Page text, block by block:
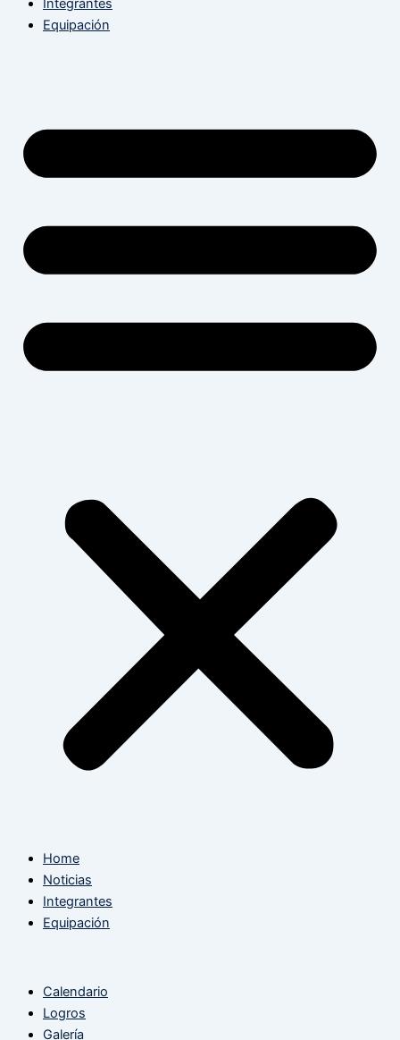
Integrantes
Equipación
Home
Noticias
Integrantes
Equipación
Calendario
Logros
Galería